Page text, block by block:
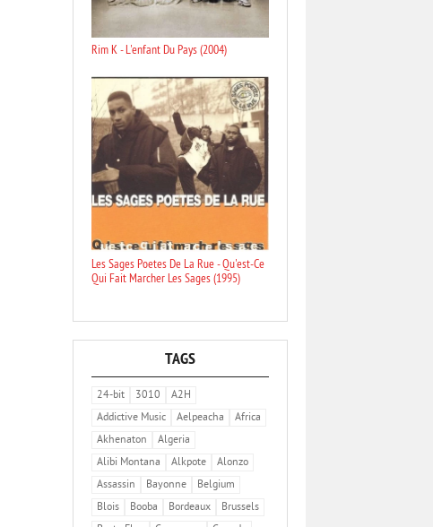
Rim K - L'enfant Du Pays (2004)
Les Sages Poetes De La Rue - Qu'est-Ce
Qui Fait Marcher Les Sages (1995)
TAGS
24-bit 3010
A2H
Addictive Music
Aelpeacha
Africa
Akhenaton
Algeria
Alibi Montana
Alkpote
Alonzo
Assassin
Bayonne
Belgium
Blois
Booba Bordeaux
Brussels